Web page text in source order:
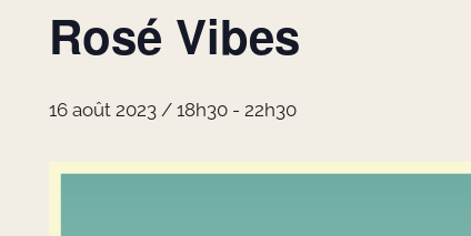
Rosé Vibes
16 août 2023 / 18h30 - 22h30